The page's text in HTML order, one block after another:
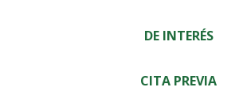
DE INTERÉS
CITA PREVIA